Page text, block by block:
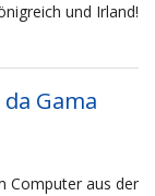
und Irland!
Gama
Computer aus der